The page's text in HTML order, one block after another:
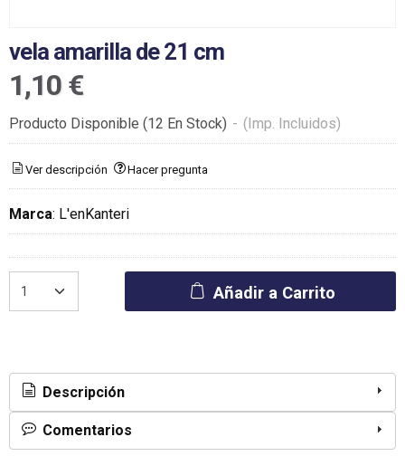
vela amarilla de 21 cm
1,10 €
Producto Disponible (12 En Stock) - (Imp. Incluidos)
Ver descripción Hacer pregunta
Marca: L'enKanteri
Añadir a Carrito
Descripción
Comentarios